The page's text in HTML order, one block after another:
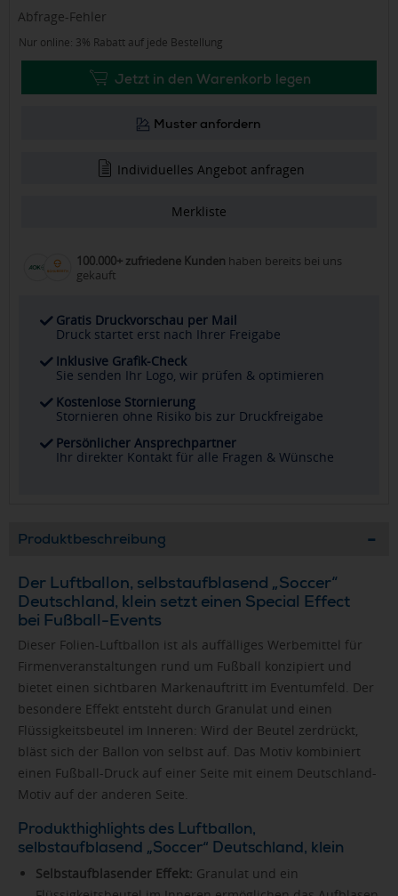
Abfrage-Fehler
Nur online: 3% Rabatt auf jede Bestellung
Jetzt in den Warenkorb legen
Muster anfordern
Individuelles Angebot anfragen
Merkliste
100.000+ zufriedene Kunden haben bereits bei uns
gekauft
Gratis Druckvorschau per Mail
Druck startet erst nach Ihrer Freigabe
Inklusive Grafik-Check
Sie senden Ihr Logo, wir prüfen & optimieren
Kostenlose Stornierung
Stornieren ohne Risiko bis zur Druckfreigabe
Persönlicher Ansprechpartner
Ihr direkter Kontakt für alle Fragen & Wünsche
Produktbeschreibung
Der Luftballon, selbstaufblasend „Soccer“
Deutschland, klein setzt einen Special Effect
bei Fußball-Events
Dieser Folien-Luftballon ist als auffälliges Werbemittel für
Firmenveranstaltungen rund um Fußball konzipiert und
bietet einen sichtbaren Markenauftritt im Eventumfeld. Der
besondere Effekt entsteht durch Granulat und einen
Flüssigkeitsbeutel im Inneren: Wird der Beutel zerdrückt,
bläst sich der Ballon von selbst auf. Das Motiv kombiniert
einen Fußball-Druck auf einer Seite mit einem Deutschland-
Motiv auf der anderen Seite.
Produkthighlights des Luftballon,
selbstaufblasend „Soccer“ Deutschland, klein
Selbstaufblasender Effekt: Granulat und ein